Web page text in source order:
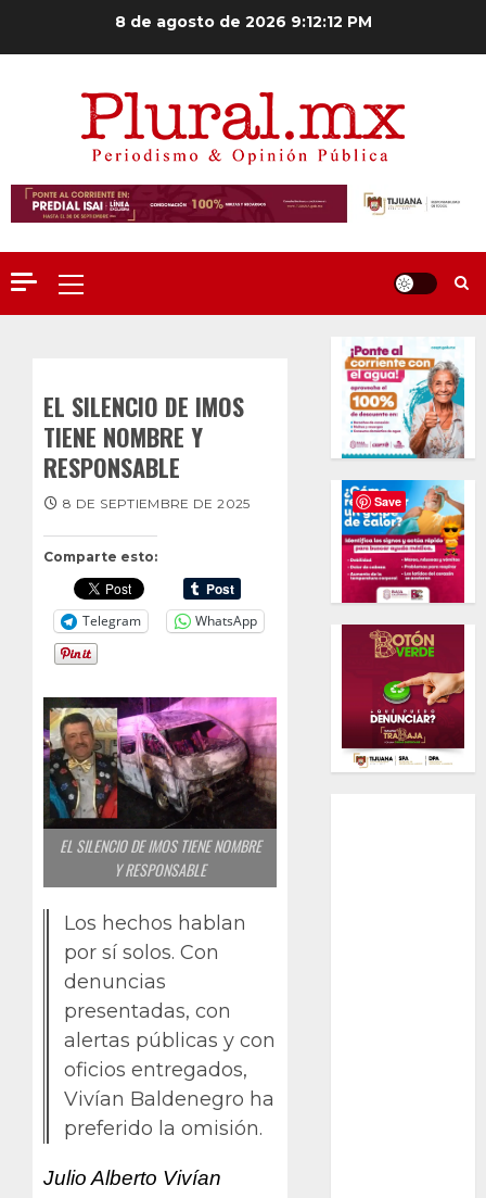
8 de agosto de 2026 9:12:13 PM
Menú
principal
EL SILENCIO DE IMOS
TIENE NOMBRE Y
RESPONSABLE
Comparte esto:
Telegram WhatsApp
8 DE SEPTIEMBRE DE 2025
EL SILENCIO DE IMOS TIENE NOMBRE
Y RESPONSABLE
Los hechos hablan
por sí solos. Con
denuncias
presentadas, con
alertas públicas y con
oficios entregados,
Vivían Baldenegro ha
preferido la omisión.
Julio Alberto Vivían
Save